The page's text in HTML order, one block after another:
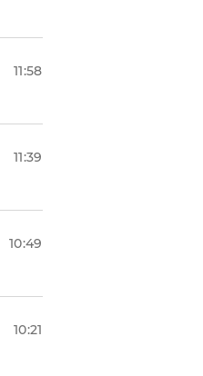
11:58
11:39
10:49
10:21